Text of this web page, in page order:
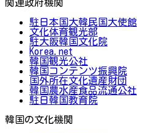
関連政府機関
駐日本国大韓民国大使館
文化体育観光部
駐大阪韓国文化院
Korea.net
韓国観光公社
韓国コンテンツ振興院
国外所在文化遺産財団
韓国農水産食品流通公社
駐日韓国教育院
韓国の文化機関